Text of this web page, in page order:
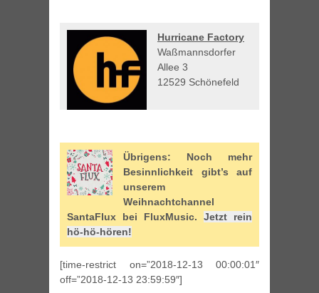
Hurricane Factory
Waßmannsdorfer
Allee 3
12529 Schönefeld
Übrigens: Noch mehr
Besinnlichkeit gibt’s auf
unserem
Weihnachtchannel
SantaFlux bei FluxMusic. Jetzt rein
hö-hö-hören!
[time-restrict on=”2018-12-13 00:00:01″
off=”2018-12-13 23:59:59″]